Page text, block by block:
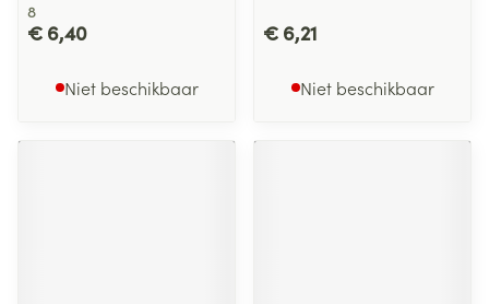
8
€ 6,40
Niet beschikbaar
€ 6,21
Niet beschikbaar